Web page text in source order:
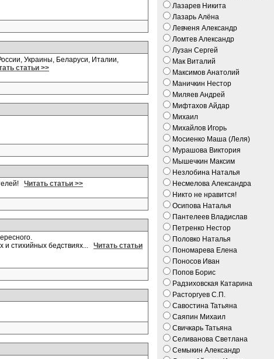
Украины, Беларуси, Италии,
статьи >>
Читать статьи >>
и стихийных бедствиях... Читать статьи
Лазарев Никита
Лазарь Алёна
Левченя Александр
Ломтев Александр
Лузан Сергей
Мак Виталий
Максимов Анатолий
Маничкин Нестор
Миляев Андрей
Мифтахов Айдар
Михаил
Михайлов Игорь
Мосиенко Маша (Леля)
Мурашова Виктория
Мышечкин Максим
Незлобина Наталья
Несмелова Александра
Никто не нравится!
Осипова Наталья
Пантелеев Владислав
Петренко Нестор
Половко Наталья
Пономарева Елена
Поносов Иван
Попов Борис
Радзиховская Катарина
Расторгуев С.П.
Савостина Татьяна
Саяпин Михаил
Свичкарь Татьяна
Селиванова Светлана
Семыкин Александр